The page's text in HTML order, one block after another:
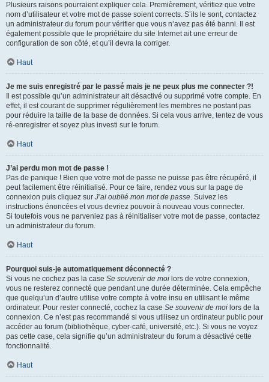
Plusieurs raisons pourraient expliquer cela. Premièrement, vérifiez que votre
nom d’utilisateur et votre mot de passe soient corrects. S’ils le sont, contactez
un administrateur du forum pour vérifier que vous n’avez pas été banni. Il est
également possible que le propriétaire du site Internet ait une erreur de
configuration de son côté, et qu’il devra la corriger.
Haut
Je me suis enregistré par le passé mais je ne peux plus me connecter ?!
Il est possible qu’un administrateur ait désactivé ou supprimé votre compte. En
effet, il est courant de supprimer régulièrement les membres ne postant pas
pour réduire la taille de la base de données. Si cela vous arrive, tentez de vous
ré-enregistrer et soyez plus investi sur le forum.
Haut
J’ai perdu mon mot de passe !
Pas de panique ! Bien que votre mot de passe ne puisse pas être récupéré, il
peut facilement être réinitialisé. Pour ce faire, rendez vous sur la page de
connexion puis cliquez sur J’ai oublié mon mot de passe. Suivez les
instructions énoncées et vous devriez pouvoir à nouveau vous connecter.
Si toutefois vous ne parveniez pas à réinitialiser votre mot de passe, contactez
un administrateur du forum.
Haut
Pourquoi suis-je automatiquement déconnecté ?
Si vous ne cochez pas la case Se souvenir de moi lors de votre connexion,
vous ne resterez connecté que pendant une durée déterminée. Cela empêche
que quelqu’un d’autre utilise votre compte à votre insu en utilisant le même
ordinateur. Pour rester connecté, cochez la case Se souvenir de moi lors de la
connexion. Ce n’est pas recommandé si vous utilisez un ordinateur public pour
accéder au forum (bibliothèque, cyber-café, université, etc.). Si vous ne voyez
pas cette case, cela signifie qu’un administrateur du forum a désactivé cette
fonctionnalité.
Haut